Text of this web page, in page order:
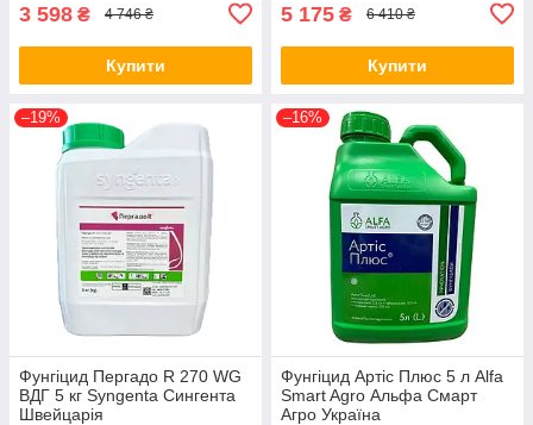
3 598 ₴ 4 746 ₴
Купити
5 175 ₴ 6 410 ₴
Купити
–19%
Фунгіцид Пергадо R 270 WG
ВДГ 5 кг Syngenta Сингента
Швейцарія
–16%
Фунгіцид Артіс Плюс 5 л Alfa
Smart Agro Альфа Смарт
Агро Україна